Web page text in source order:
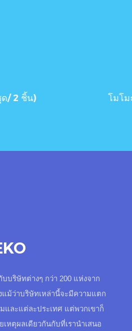
ด/ 4 ชิ้น)
บริษัทต่างๆ กว่า 200 แห่งจาก
ม้ว่าบริษัทเหล่านี้จะมีความแตก
และแต่ละประเทศ แต่พวกเขาก็
เหตุผลเดียวกันกับที่เรานำเสนอ